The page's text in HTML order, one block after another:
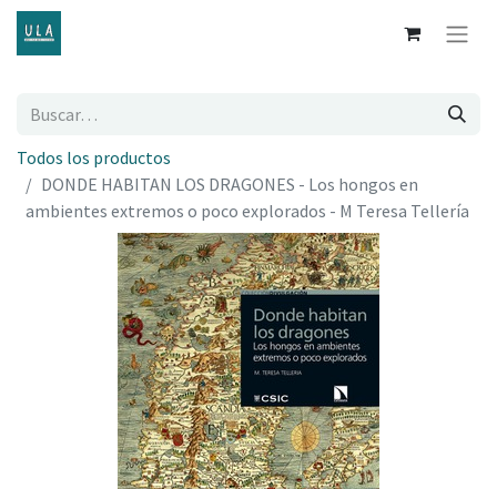
Todos los productos
DONDE HABITAN LOS DRAGONES - Los hongos en
ambientes extremos o poco explorados - M Teresa Tellería